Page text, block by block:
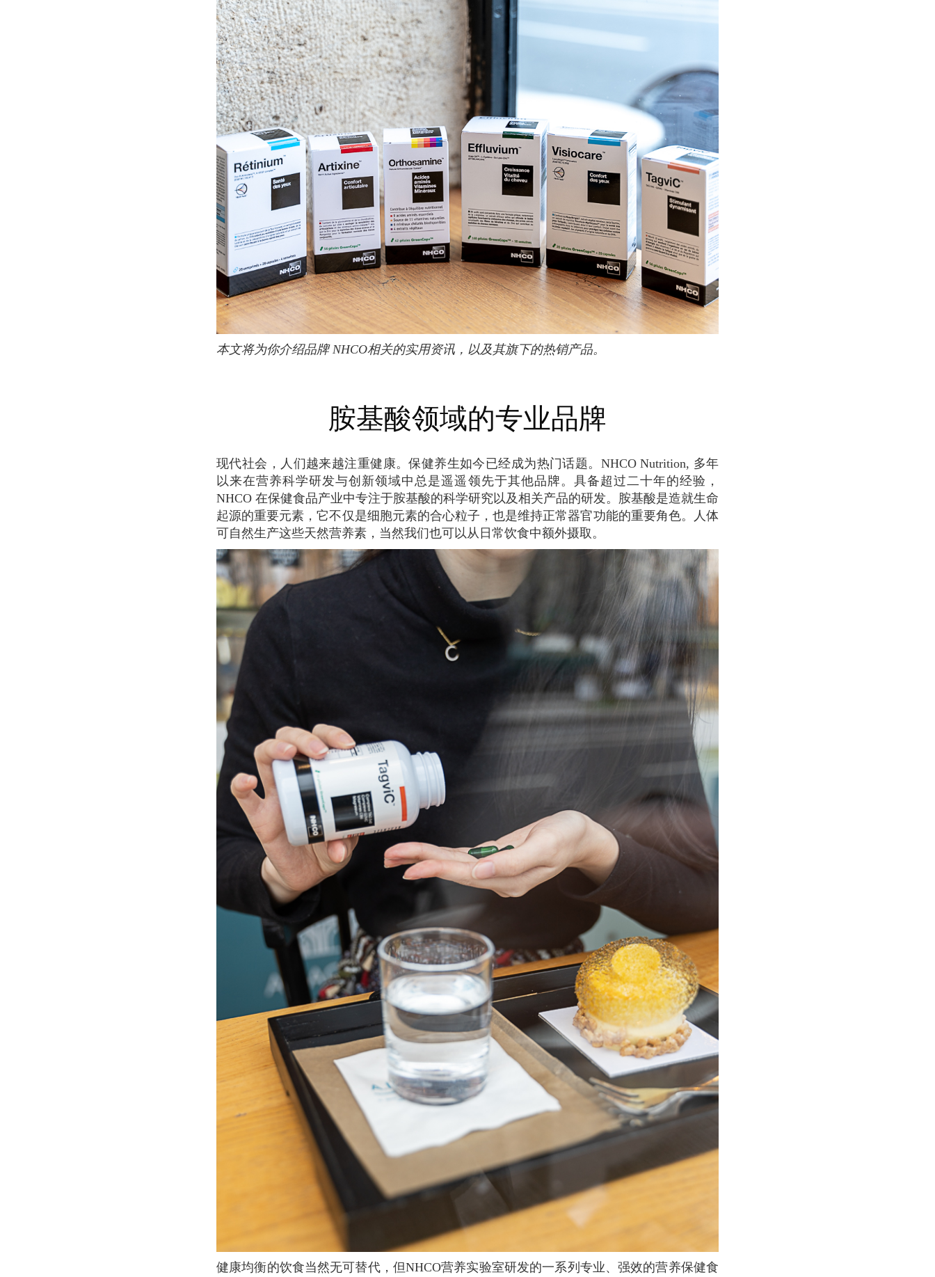
本文将为你介绍品牌 NHCO相关的实用资讯，以及其旗下的热销产品。
胺基酸领域的专业品牌
现代社会，人们越来越注重健康。保健养生如今已经成为热门话题。NHCO Nutrition, 多年
以来在营养科学研发与创新领域中总是遥遥领先于其他品牌。具备超过二十年的经验，
NHCO 在保健食品产业中专注于胺基酸的科学研究以及相关产品的研发。胺基酸是造就生命
起源的重要元素，它不仅是细胞元素的合心粒子，也是维持正常器官功能的重要角色。人体
可自然生产这些天然营养素，当然我们也可以从日常饮食中额外摄取。
健康均衡的饮食当然无可替代，但NHCO营养实验室研发的一系列专业、强效的营养保健食